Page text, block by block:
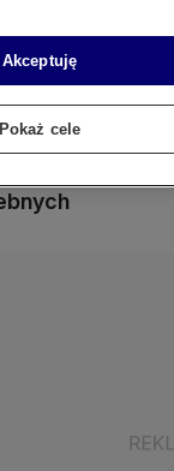
w
jest
w
celem
Akceptuję
Pokaż cele